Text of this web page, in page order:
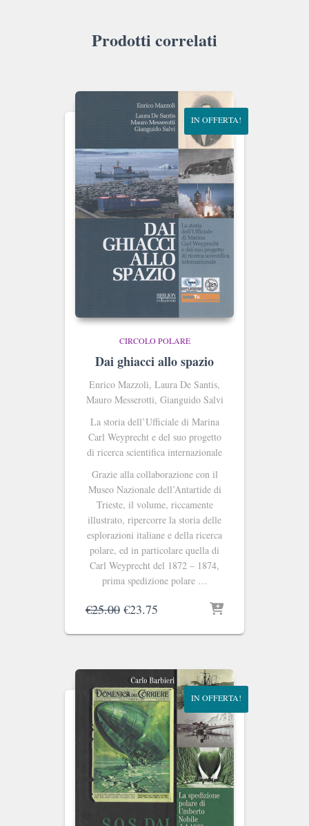
Prodotti correlati
IN OFFERTA!
CIRCOLO POLARE
Dai ghiacci allo spazio
Enrico Mazzoli, Laura De Santis,
Mauro Messerotti, Gianguido Salvi
La storia dell’Ufficiale di Marina
Carl Weyprecht e del suo progetto
di ricerca scientifica internazionale
Grazie alla collaborazione con il
Museo Nazionale dell’Antartide di
Trieste, il volume, riccamente
illustrato, ripercorre la storia delle
esplorazioni italiane e della ricerca
polare, ed in particolare quella di
Carl Weyprecht del 1872 – 1874,
prima spedizione polare …
€25.00 Il
originale
€25.00.
€23.75
attuale
€23.75.
IN OFFERTA!